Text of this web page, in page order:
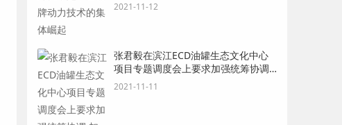
2021-11-12
张君毅在滨江ECD油罐生态文化中心
项目专题调度会上要求加强统筹协调
加快建设进度 用“绣花”功夫打造精品
2021-11-11